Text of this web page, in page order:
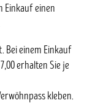
Einkauf einen
Bei einem Einkauf
erhalten Sie je
kleben.